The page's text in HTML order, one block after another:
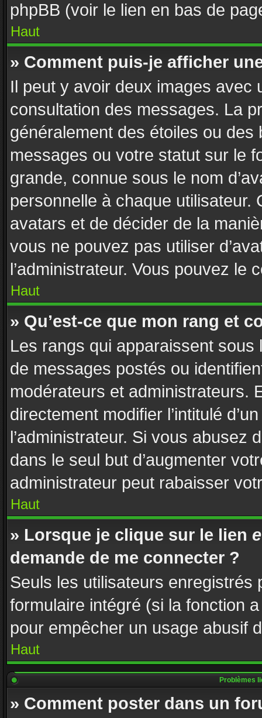
phpBB (voir le lien en bas de
Haut
» Comment puis-je afficher
Il peut y avoir deux images avec
consultation des messages. La
généralement des étoiles ou
messages ou votre statut sur le
grande, connue sous le nom
personnelle à chaque utilisateur.
avatars et de décider de la
vous ne pouvez pas utiliser
l’administrateur. Vous pouvez le
Haut
» Qu’est-ce que mon rang et
Les rangs qui apparaissent sous
de messages postés ou
modérateurs et administrateurs.
directement modifier l’intitulé
l’administrateur. Si vous abusez
dans le seul but d’augmenter
administrateur peut rabaisser
Haut
» Lorsque je clique sur le lien
demande de me connecter ?
Seuls les utilisateurs enregistrés
formulaire intégré (si la fonction
pour empêcher un usage abusif
Haut
Problèmes
» Comment poster dans un